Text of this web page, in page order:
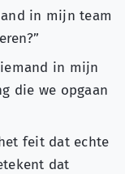
in mijn team
in mijn
die we opgaan
feit dat echte
dat